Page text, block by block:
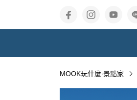
MOOK玩什麼‧景點家